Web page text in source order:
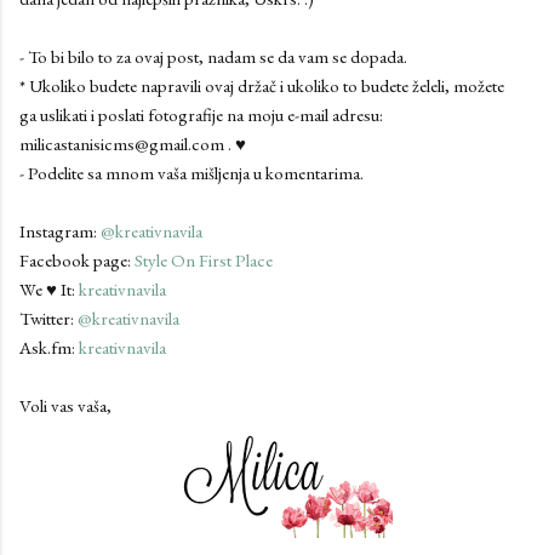
- To bi bilo to za ovaj post, nadam se da vam se dopada.
* Ukoliko budete napravili ovaj držač i ukoliko to budete želeli, možete
ga uslikati i poslati fotografije na moju e-mail adresu:
milicastanisicms@gmail.com . ♥
- Podelite sa mnom vaša mišljenja u komentarima.
Instagram: @kreativnavila
Facebook page: Style On First Place
We ♥ It: kreativnavila
Twitter: @kreativnavila
Ask.fm: kreativnavila
Voli vas vaša,